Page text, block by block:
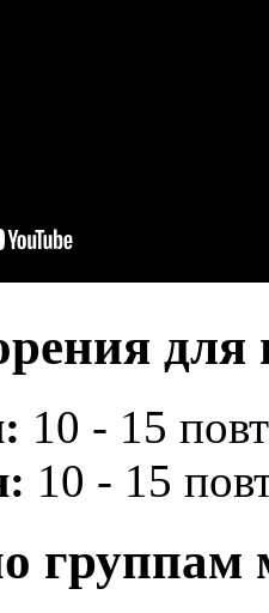
для
10 - 15
10 - 15